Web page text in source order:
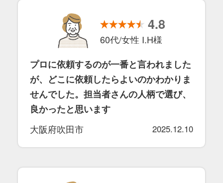
4.8
60代/女性 I.H様
プロに依頼するのが一番と言われました
が、どこに依頼したらよいのかわかりま
せんでした。担当者さんの人柄で選び、
良かったと思います
大阪府吹田市
2025.12.10